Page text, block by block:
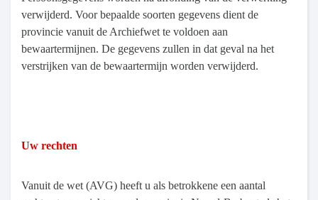
verwijderd. Voor bepaalde soorten gegevens dient de
provincie vanuit de Archiefwet te voldoen aan
bewaartermijnen. De gegevens zullen in dat geval na het
verstrijken van de bewaartermijn worden verwijderd.
Uw rechten
Vanuit de wet (AVG) heeft u als betrokkene een aantal